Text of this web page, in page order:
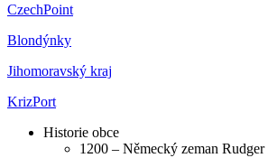
CzechPoint
Blondýnky
Jihomoravský kraj
KrizPort
Historie obce
1200 – Německý zeman